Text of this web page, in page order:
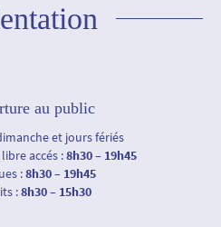
au public
et jours fériés
accés :8h30 – 19h45
:8h30 – 19h45
:8h30 – 15h30